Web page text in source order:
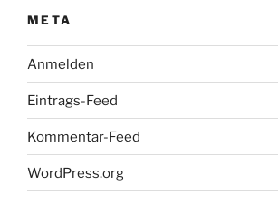
META
Anmelden
Eintrags-Feed
Kommentar-Feed
WordPress.org